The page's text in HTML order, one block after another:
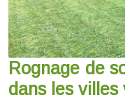
Rognage de
dans les villes